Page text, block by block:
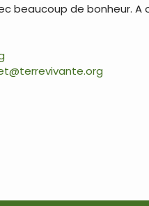
beaucoup de bonheur. A